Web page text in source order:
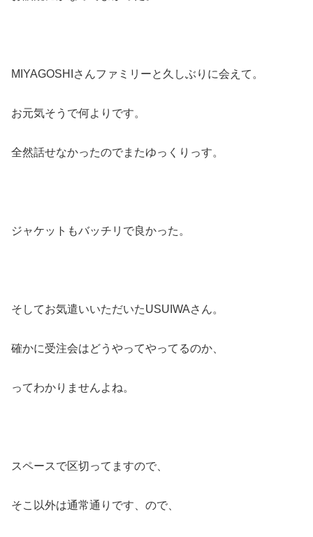
MIYAGOSHIさんファミリーと久しぶりに会えて。
お元気そうで何よりです。
全然話せなかったのでまたゆっくりっす。
ジャケットもバッチリで良かった。
そしてお気遣いいただいたUSUIWAさん。
確かに受注会はどうやってやってるのか、
ってわかりませんよね。
スペースで区切ってますので、
そこ以外は通常通りです、ので、